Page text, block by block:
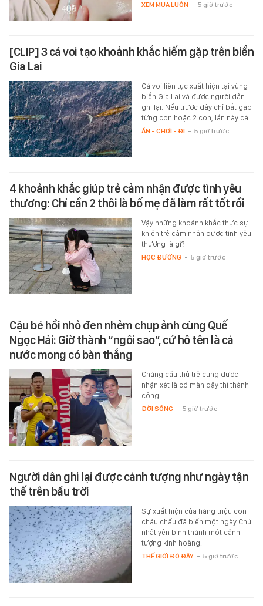
XEM MUA LUÔN - 5 giờ trước
[CLIP] 3 cá voi tạo khoảnh khắc hiếm gặp trên biển
Gia Lai
Cá voi liên tục xuất hiện tại vùng
biển Gia Lai và được người dân
ghi lại. Nếu trước đây chỉ bắt gặp
từng con hoặc 2 con, lần này cả…
ĂN - CHƠI - ĐI - 5 giờ trước
4 khoảnh khắc giúp trẻ cảm nhận được tình yêu
thương: Chỉ cần 2 thôi là bố mẹ đã làm rất tốt rồi
Vậy những khoảnh khắc thực sự
khiến trẻ cảm nhận được tình yêu
thương là gì?
HỌC ĐƯỜNG - 5 giờ trước
Cậu bé hồi nhỏ đen nhẻm chụp ảnh cùng Quế
Ngọc Hải: Giờ thành “ngôi sao”, cứ hô tên là cả
nước mong có bàn thắng
Chàng cầu thủ trẻ cũng được
nhận xét là có màn dậy thì thành
công.
ĐỜI SỐNG - 5 giờ trước
Người dân ghi lại được cảnh tượng như ngày tận
thế trên bầu trời
Sự xuất hiện của hàng triệu con
châu chấu đã biến một ngày Chủ
nhật yên bình thành một cảnh
tượng kinh hoàng.
THẾ GIỚI ĐÓ ĐÂY - 5 giờ trước